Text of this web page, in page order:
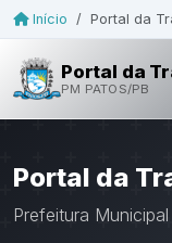
Início / Portal da
Portal da
PM PATOS/PB
Portal da
Prefeitura